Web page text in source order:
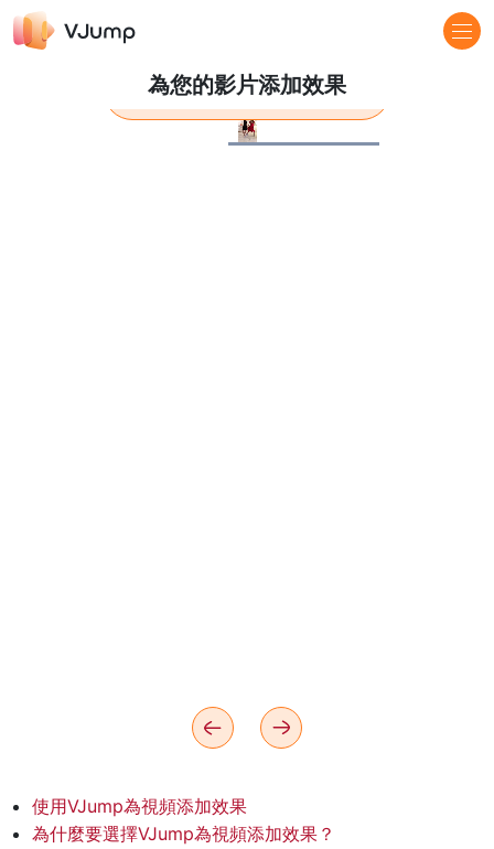
為您的影片添加效果
Pause
Loaded:
了解更多
使用VJump為視頻添加效果
為什麼要選擇VJump為視頻添加效果？